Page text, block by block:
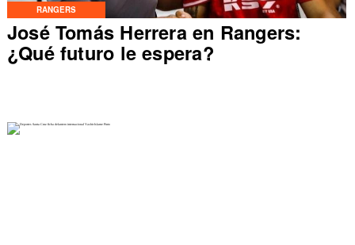
RANGERS
José Tomás Herrera en Rangers:
¿Qué futuro le espera?